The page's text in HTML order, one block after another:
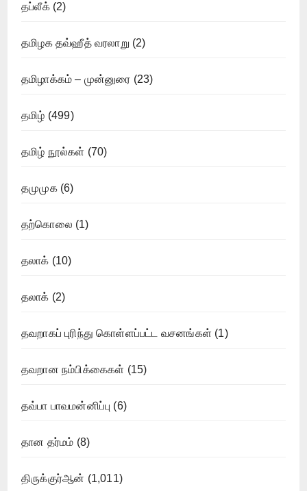
தப்லீக்(2)
தமிழக தவ்ஹீத் வரலாறு (2)
தமிழாக்கம் – முன்னுரை (23)
தமிழ் (499)
தமிழ் நூல்கள் (70)
தமுமுக(6)
தற்கொலை (1)
தலாக் (10)
தலாக் (2)
தவறாகப் புரிந்து கொள்ளப்பட்ட வசனங்கள் (1)
தவறான நம்பிக்கைகள் (15)
தவ்பா பாவமன்னிப்பு (6)
தான தர்மம் (8)
திருக்குர்ஆன் (1,011)